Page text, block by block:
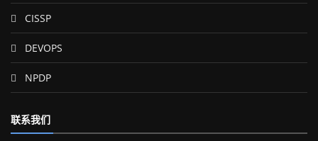
CISSP
DEVOPS
NPDP
联系我们